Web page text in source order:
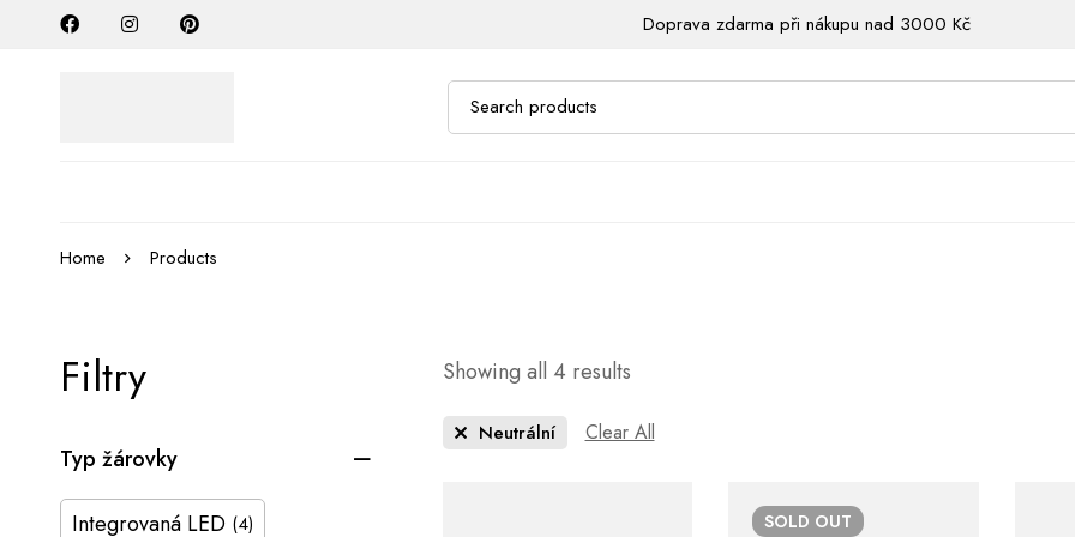
Doprava zdarma při nákupu nad 3000 Kč
Home Products
Filtry
Typ žárovky
Integrovaná LED (4)
Showing all 4 results
Neutrální Clear All
SOLD OUT